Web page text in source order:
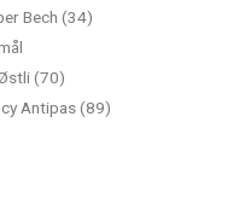
Bech (34)
(70)
Antipas (89)